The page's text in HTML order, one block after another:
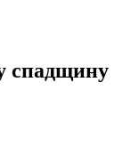
спадщину